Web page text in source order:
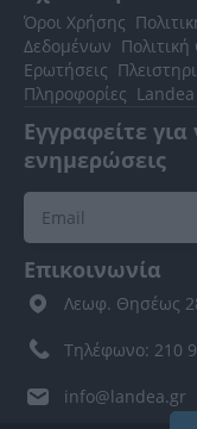
Όροι Χρήσης
Δεδομένων
Ερωτήσεις
Πληροφορίες
Εγγραφείτε
ενημερώσεις
Επικοινωνία
Λεωφ. Θησέως
Τηλέφωνο: 210
info@landea.gr